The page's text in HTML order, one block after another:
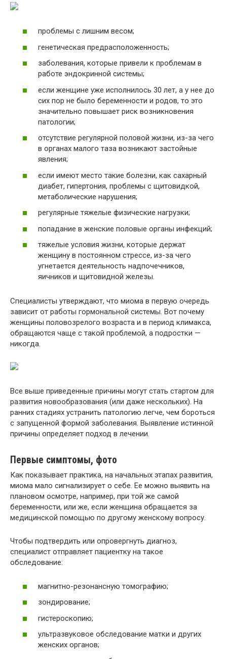
проблемы с лишним весом;
генетическая предрасположенность;
заболевания, которые привели к проблемам в
работе эндокринной системы;
если женщине уже исполнилось 30 лет, а у нее до
сих пор не было беременности и родов, то это
значительно повышает риск возникновения
патологии;
отсутствие регулярной половой жизни, из-за чего
в органах малого таза возникают застойные
явления;
если имеют место такие болезни, как сахарный
диабет, гипертония, проблемы с щитовидкой,
метаболические нарушения;
регулярные тяжелые физические нагрузки;
попадание в женские половые органы инфекций;
тяжелые условия жизни, которые держат
женщину в постоянном стрессе, из-за чего
угнетается деятельность надпочечников,
яичников и щитовидной железы.
Специалисты утверждают, что миома в первую очередь
зависит от работы гормональной системы. Вот почему
женщины половозрелого возраста и в период климакса,
обращаются чаще с такой проблемой, а подростки —
никогда.
Все выше приведенные причины могут стать стартом для
развития новообразования (или даже нескольких). На
ранних стадиях устранить патологию легче, чем бороться
с запущенной формой заболевания. Выявление истинной
причины определяет подход в лечении.
Первые симптомы, фото
Как показывает практика, на начальных этапах развития,
миома мало сигнализирует о себе. Ее можно выявить на
плановом осмотре, например, при той же самой
беременности, или же, если женщина обращается за
медицинской помощью по другому женскому вопросу.
Чтобы подтвердить или опровергнуть диагноз,
специалист отправляет пациентку на такое
обследование:
магнитно-резонансную томографию;
зондирование;
гистероскопию;
ультразвуковое обследование матки и других
женских органов;